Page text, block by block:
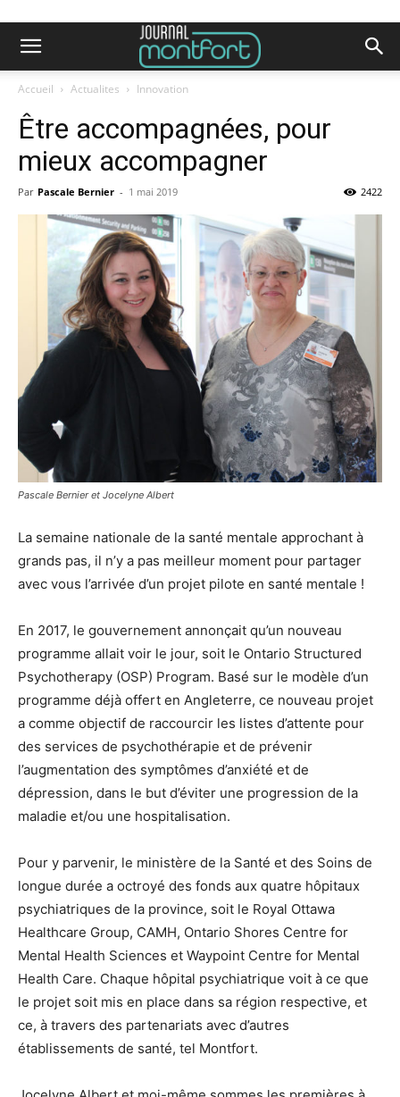
Accueil Actualites Innovation
Être accompagnées, pour
mieux accompagner
Par Pascale Bernier - 1 mai 2019 2422
Pascale Bernier et Jocelyne Albert
La semaine nationale de la santé mentale approchant à
grands pas, il n’y a pas meilleur moment pour partager
avec vous l’arrivée d’un projet pilote en santé mentale !
En 2017, le gouvernement annonçait qu’un nouveau
programme allait voir le jour, soit le Ontario Structured
Psychotherapy (OSP) Program. Basé sur le modèle d’un
programme déjà offert en Angleterre, ce nouveau projet
a comme objectif de raccourcir les listes d’attente pour
des services de psychothérapie et de prévenir
l’augmentation des symptômes d’anxiété et de
dépression, dans le but d’éviter une progression de la
maladie et/ou une hospitalisation.
Pour y parvenir, le ministère de la Santé et des Soins de
longue durée a octroyé des fonds aux quatre hôpitaux
psychiatriques de la province, soit le Royal Ottawa
Healthcare Group, CAMH, Ontario Shores Centre for
Mental Health Sciences et Waypoint Centre for Mental
Health Care. Chaque hôpital psychiatrique voit à ce que
le projet soit mis en place dans sa région respective, et
ce, à travers des partenariats avec d’autres
établissements de santé, tel Montfort.